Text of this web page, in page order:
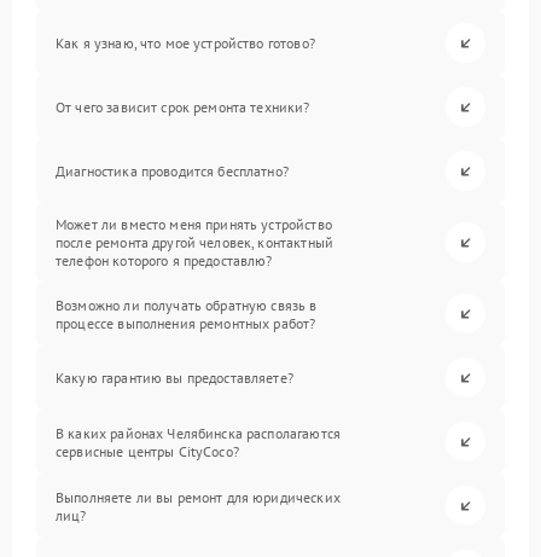
Как я узнаю, что мое устройство готово?
От чего зависит срок ремонта техники?
Диагностика проводится бесплатно?
Может ли вместо меня принять устройство
после ремонта другой человек, контактный
телефон которого я предоставлю?
Возможно ли получать обратную связь в
процессе выполнения ремонтных работ?
Какую гарантию вы предоставляете?
В каких районах Челябинска располагаются
сервисные центры CityCoco?
Выполняете ли вы ремонт для юридических
лиц?